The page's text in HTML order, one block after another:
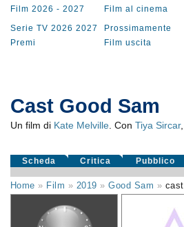
Film 2026 - 2027 Film al cinema
Serie TV 2026 2027 Prossimamente
Premi
Film uscita
Cast Good Sam
Un film di Kate Melville. Con Tiya Sircar,
Scheda Critica Pubblico
Home » Film » 2019 »Good Sam » cast